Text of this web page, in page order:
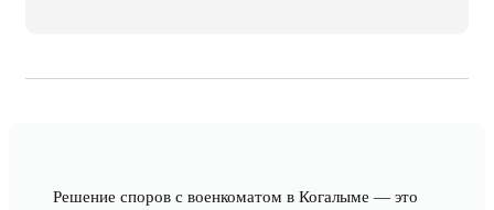
Решение споров с военкоматом в Когалыме — это